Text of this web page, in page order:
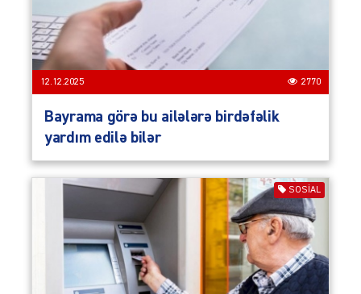
12.12.2025 2770
Bayrama görə bu ailələrə birdəfəlik
yardım edilə bilər
SOSIAL